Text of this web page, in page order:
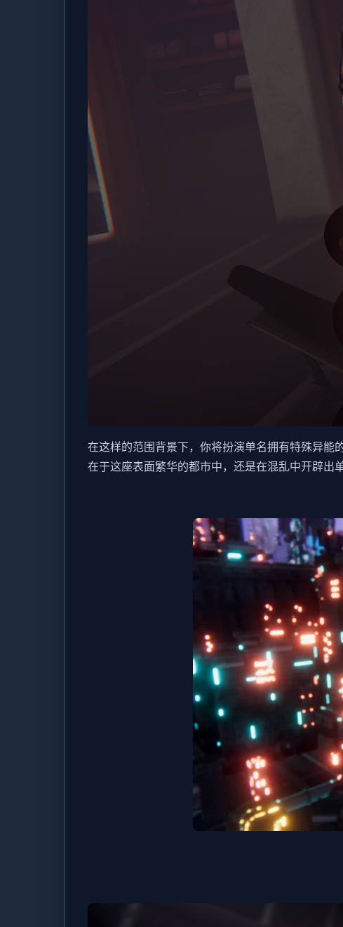
在这样的范围背景下，你将扮演单名拥有特殊异能
在于这座表面繁华的都市中，还是在混乱中开辟